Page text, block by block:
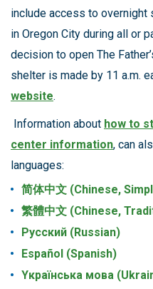
include access to overnight
in Oregon City during all or
decision to open The
shelter is made by 11 a.m.
website.
Information about how to
center information, can
languages:
简体中文 (Chinese,
繁體中文 (Chinese,
Pусский (Russian)
Español (Spanish)
Yкраїнська мова